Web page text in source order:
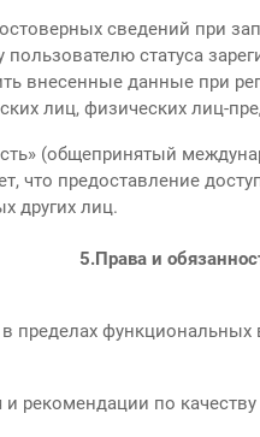
сведений при
статуса
внесенные данные при
лиц, физических лиц-
(общепринятый
что предоставление
других лиц.
5.Права и
пределах
рекомендации по